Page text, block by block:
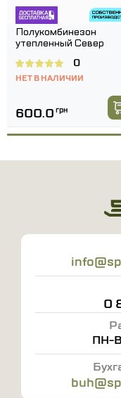
Полукомбинезон
утепленный Север
НЕТ В НАЛИЧИИ
0
600.0 грн
0
ПН-